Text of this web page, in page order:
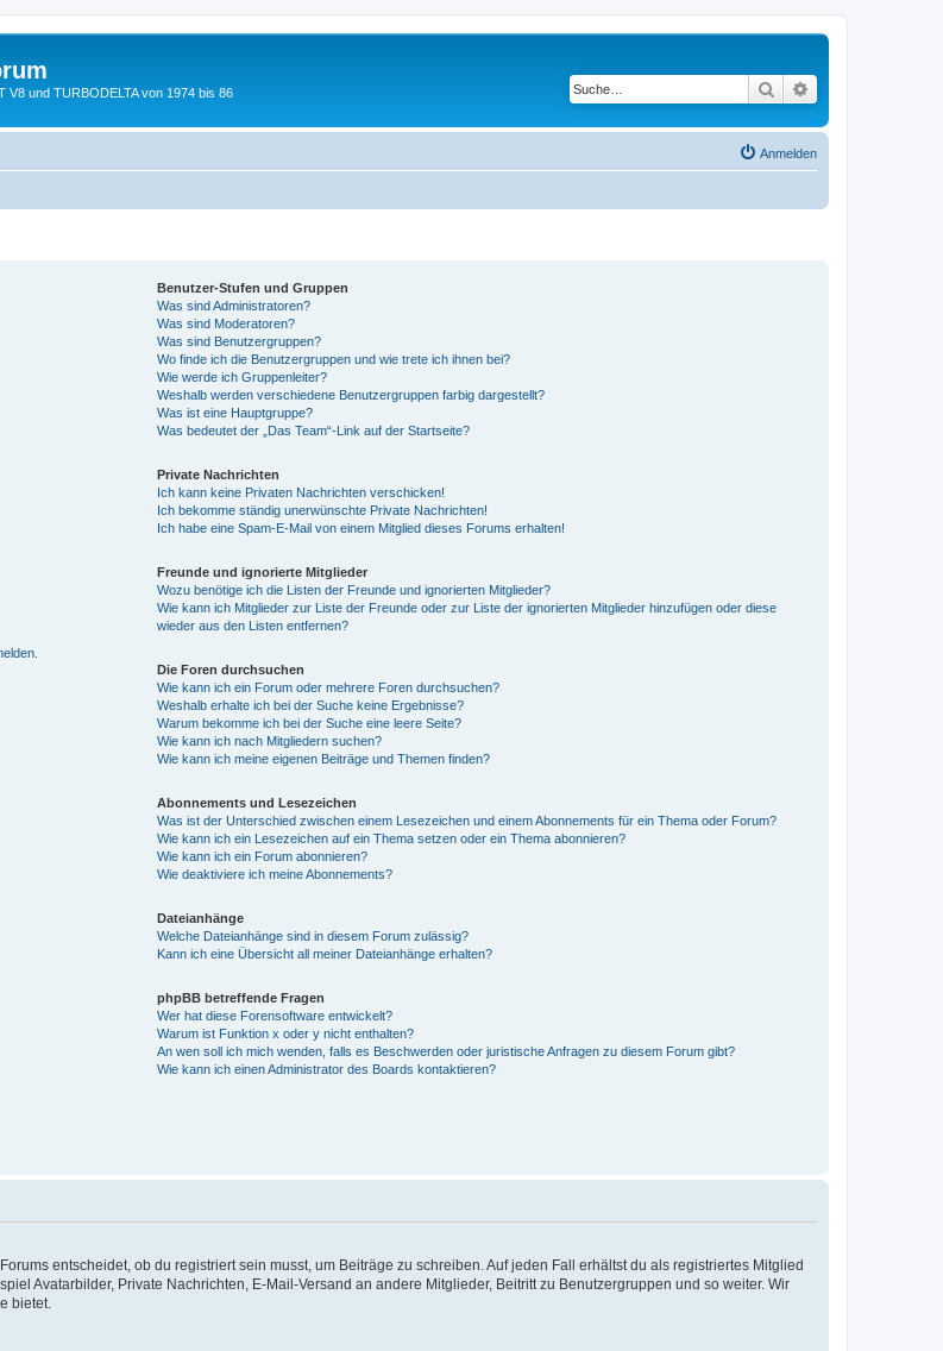
V8 und TURBODELTA von 1974 bis 86 Suche
Anmelden
Benutzer-Stufen und Gruppen
Was sind Administratoren?
Was sind Moderatoren?
Was sind Benutzergruppen?
Wo finde ich die Benutzergruppen und wie trete ich ihnen bei?
Wie werde ich Gruppenleiter?
Weshalb werden verschiedene Benutzergruppen farbig dargestellt?
Was ist eine Hauptgruppe?
Was bedeutet der „Das Team“-Link auf der Startseite?
Private Nachrichten
Ich kann keine Privaten Nachrichten verschicken!
Ich bekomme ständig unerwünschte Private Nachrichten!
Ich habe eine Spam-E-Mail von einem Mitglied dieses Forums erhalten!
Freunde und ignorierte Mitglieder
Wozu benötige ich die Listen der Freunde und ignorierten Mitglieder?
Wie kann ich Mitglieder zur Liste der Freunde oder zur Liste der ignorierten Mitglieder hinzufügen oder diese
wieder aus den Listen entfernen?
Die Foren durchsuchen
Wie kann ich ein Forum oder mehrere Foren durchsuchen?
Weshalb erhalte ich bei der Suche keine Ergebnisse?
Warum bekomme ich bei der Suche eine leere Seite?
Wie kann ich nach Mitgliedern suchen?
Wie kann ich meine eigenen Beiträge und Themen finden?
Abonnements und Lesezeichen
Was ist der Unterschied zwischen einem Lesezeichen und einem Abonnements für ein Thema oder Forum?
Wie kann ich ein Lesezeichen auf ein Thema setzen oder ein Thema abonnieren?
Wie kann ich ein Forum abonnieren?
Wie deaktiviere ich meine Abonnements?
Dateianhänge
Welche Dateianhänge sind in diesem Forum zulässig?
Kann ich eine Übersicht all meiner Dateianhänge erhalten?
phpBB betreffende Fragen
Wer hat diese Forensoftware entwickelt?
Warum ist Funktion x oder y nicht enthalten?
An wen soll ich mich wenden, falls es Beschwerden oder juristische Anfragen zu diesem Forum gibt?
Wie kann ich einen Administrator des Boards kontaktieren?
entscheidet, ob du registriert sein musst, um Beiträge zu schreiben. Auf jeden Fall erhältst du als registriertes Mitglied
Avatarbilder, Private Nachrichten, E-Mail-Versand an andere Mitglieder, Beitritt zu Benutzergruppen und so weiter. Wir
bietet.